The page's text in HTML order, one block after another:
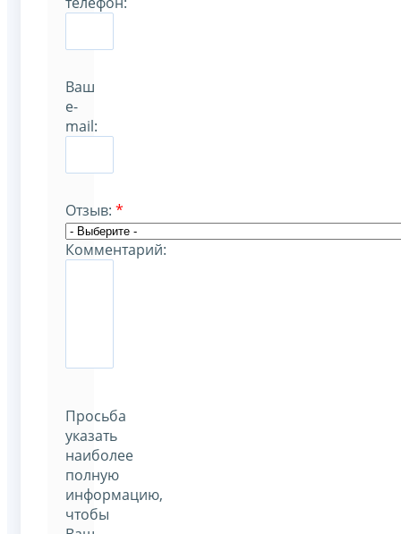
Ваш
e-
mail:
Отзыв: *
Комментарий:
Просьба
указать
наиболее
полную
информацию,
чтобы